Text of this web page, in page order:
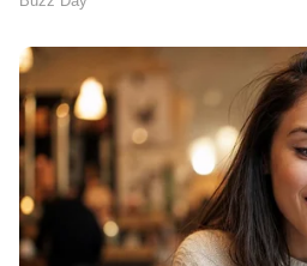
കേസില്‍ മറ്റൊരാളും
കണ്ടെത്തിയിരുന്നു.
ഏഷ്യാനെറ്റ് ന്യൂസ്
കാണാം...